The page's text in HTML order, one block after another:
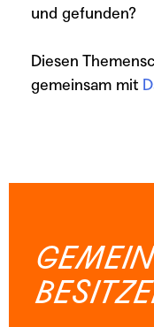
und gefunden?
Diesen
gemeinsam mit